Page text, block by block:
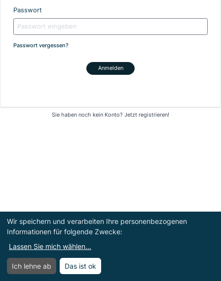
Menü öffnen
Passwort
Passwort vergessen?
Anmelden
Sie haben noch kein Konto? Jetzt registrieren!
Wir speichern und verarbeiten Ihre personenbezogenen
Informationen für folgende Zwecke:
Lassen Sie mich wählen...
Ich lehne ab Das ist ok